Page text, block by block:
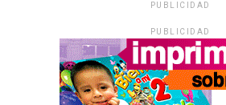
PUBLICIDAD
PUBLICIDAD